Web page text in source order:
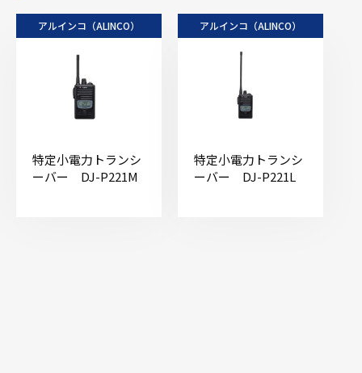
アルインコ（ALINCO）
特定小電力トランシ
ーバー DJ-P221M
アルインコ（ALINCO）
特定小電力トランシ
ーバー DJ-P221L